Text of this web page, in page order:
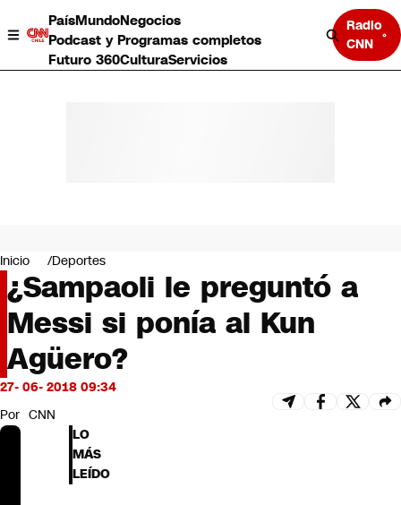
PaísMundoNegocios
Podcast y Programas completos
Futuro 360CulturaServicios
Radio
CNN
Negocios
Deportes
Programas completos
Cultura
Servicios
Bits
CNN Data
CNN tiempo
Futuro 360
Opinión
Inicio Deportes
¿Sampaoli le preguntó a
Messi si ponía al Kun
Agüero?
27- 06- 2018 09:34
Por CNN
LO
MÁS
LEÍDO